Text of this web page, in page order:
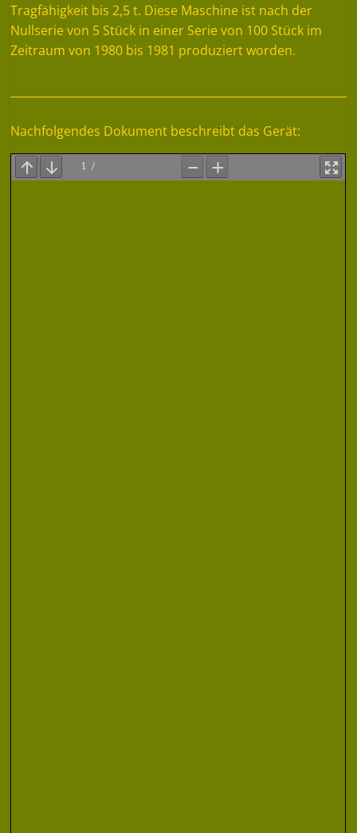
Tragfähigkeit bis 2,5 t. Diese Maschine ist nach der
Nullserie von 5 Stück in einer Serie von 100 Stück im
Zeitraum von 1980 bis 1981 produziert worden.
Nachfolgendes Dokument beschreibt das Gerät: